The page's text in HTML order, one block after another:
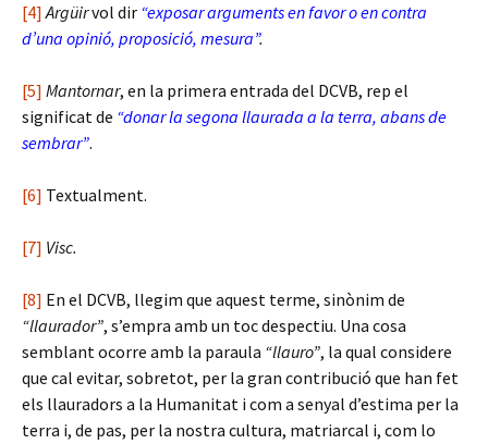
[4] Argüirvol dir “exposar arguments en favor o en contra
d’una opinió, proposició, mesura”.
[5] Mantornar, en la primera entrada del DCVB, rep el
significat de “donar la segona llaurada a la terra, abans de
sembrar”.
[6] Textualment.
[7] Visc.
[8] En el DCVB, llegim que aquest terme, sinònim de
“llaurador”, s’empra amb un toc despectiu. Una cosa
semblant ocorre amb la paraula “llauro”, la qual considere
que cal evitar, sobretot, per la gran contribució que han fet
els llauradors a la Humanitat i com a senyal d’estima per la
terra i, de pas, per la nostra cultura, matriarcal i, com lo